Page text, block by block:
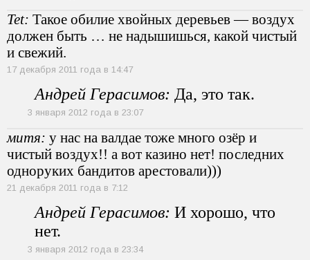
Tet: Такое обилие хвойных деревьев — воздух
должен быть … не надышишься, какой чистый
и свежий.
17 декабря 2011 года в 14:47
Андрей Герасимов: Да, это так.
3 января 2012 года в 23:07
митя: у нас на валдае тоже много озёр и
чистый воздух!! а вот казино нет! последних
одноруких бандитов арестовали)))
21 декабря 2011 года в 7:12
Андрей Герасимов: И хорошо, что
нет.
3 января 2012 года в 23:34